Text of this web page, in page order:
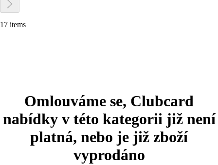
17 items
Omlouváme se, Clubcard
nabídky v této kategorii již není
platná, nebo je již zboží
vyprodáno